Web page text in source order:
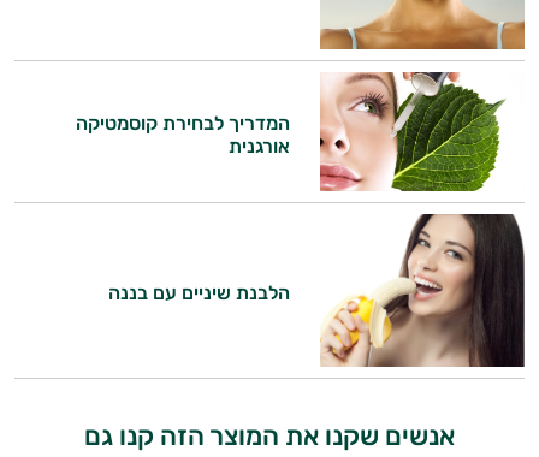
המדריך לבחירת קוסמטיקה
אורגנית
הלבנת שיניים עם בננה
אנשים שקנו את המוצר הזה קנו גם
היי,
אני יועץ הבריאות האישי AI של טבע בריא.
התשובות שלי מבוססות על מאגרי מידע קליניים
וספרות מקצועית בתחומי הרפואה הטבעית
ותזונת הספורט.
אני כאן כדי לעזור לך להתאים את תוספי
התזונה ומוצרי הבריאות המדויקים למטרות